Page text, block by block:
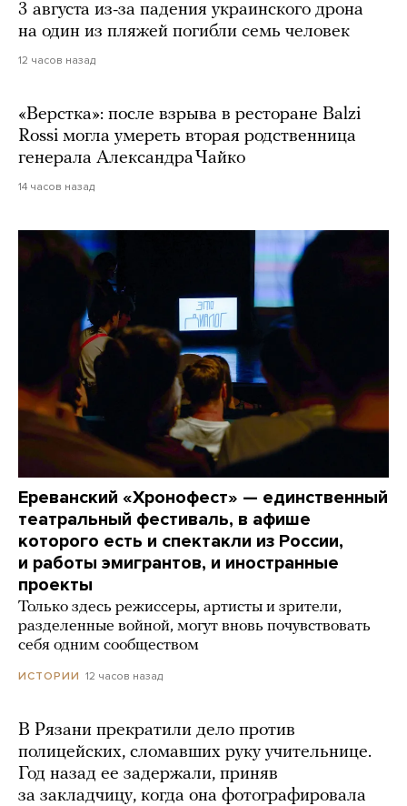
3 августа из-за падения украинского дрона
на один из пляжей погибли семь человек
12 часов назад
«Верстка»: после взрыва в ресторане Balzi
Rossi могла умереть вторая родственница
генерала Александра Чайко
14 часов назад
Ереванский «Хронофест» — единственный
театральный фестиваль, в афише
которого есть и спектакли из России,
и работы эмигрантов, и иностранные
проекты
Только здесь режиссеры, артисты и зрители,
разделенные войной, могут вновь почувствовать
себя одним сообществом
ИСТОРИИ 12 часов назад
В Рязани прекратили дело против
полицейских, сломавших руку учительнице.
Год назад ее задержали, приняв
за закладчицу, когда она фотографировала